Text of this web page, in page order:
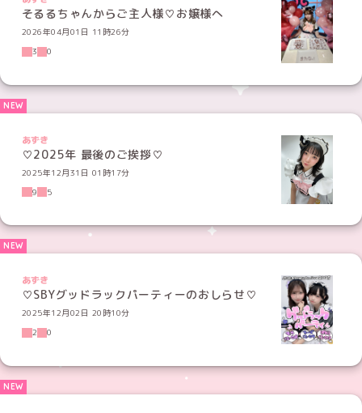
そるるちゃんからご主人様♡お嬢様へ
2026年04月01日 11時26分
3
0
あずき
♡2025年 最後のご挨拶♡
2025年12月31日 01時17分
9
5
あずき
♡SBYグッドラックパーティーのおしらせ♡
2025年12月02日 20時10分
2
0